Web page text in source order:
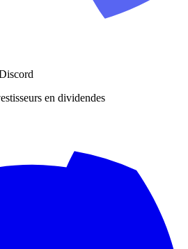
en dividendes